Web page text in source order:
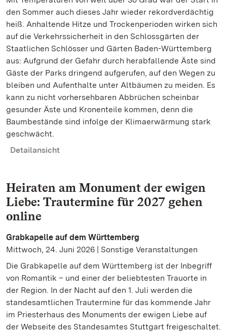
den Sommer auch dieses Jahr wieder rekordverdächtig
heiß. Anhaltende Hitze und Trockenperioden wirken sich
auf die Verkehrssicherheit in den Schlossgärten der
Staatlichen Schlösser und Gärten Baden-Württemberg
aus: Aufgrund der Gefahr durch herabfallende Äste sind
Gäste der Parks dringend aufgerufen, auf den Wegen zu
bleiben und Aufenthalte unter Altbäumen zu meiden. Es
kann zu nicht vorhersehbaren Abbrüchen scheinbar
gesunder Äste und Kronenteile kommen, denn die
Baumbestände sind infolge der Klimaerwärmung stark
geschwächt.
Detailansicht
Heiraten am Monument der ewigen
Liebe: Trautermine für 2027 gehen
online
Grabkapelle auf dem Württemberg
Mittwoch, 24. Juni 2026 | Sonstige Veranstaltungen
Die Grabkapelle auf dem Württemberg ist der Inbegriff
von Romantik – und einer der beliebtesten Trauorte in
der Region. In der Nacht auf den 1. Juli werden die
standesamtlichen Trautermine für das kommende Jahr
im Priesterhaus des Monuments der ewigen Liebe auf
der Webseite des Standesamtes Stuttgart freigeschaltet.